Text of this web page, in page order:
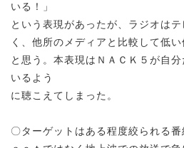
いる！」
という表現があったが、ラジオは
く、他所のメディアと比較して低
と思う。本表現はＮＡＣＫ５が自
いるよう
に聴こえてしまった。
〇ターゲットはある程度絞られる